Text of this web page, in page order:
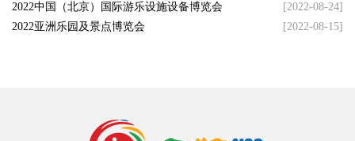
2022中国（北京）国际游乐设施设备博览会
[2022-08-24]
2022亚洲乐园及景点博览会
[2022-08-15]